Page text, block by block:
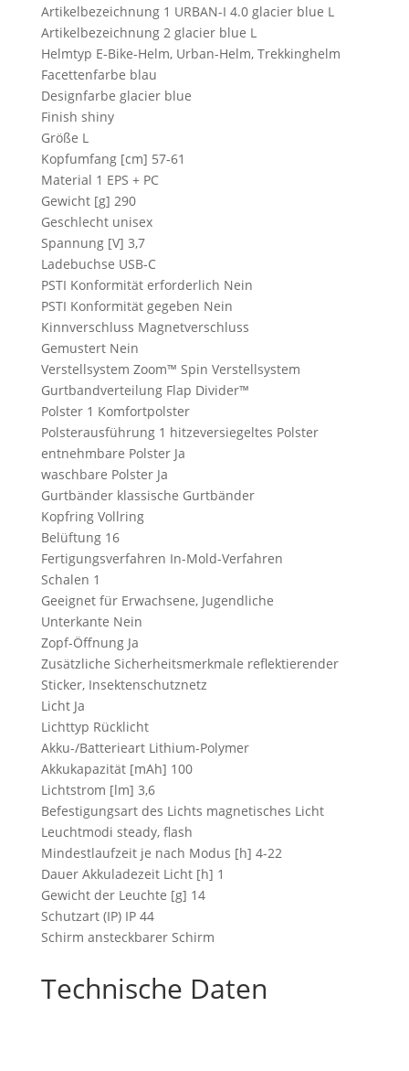
Artikelbezeichnung 1 URBAN-I 4.0 glacier blue L
Artikelbezeichnung 2 glacier blue L
Helmtyp E-Bike-Helm, Urban-Helm, Trekkinghelm
Facettenfarbe blau
Designfarbe glacier blue
Finish shiny
Größe L
Kopfumfang [cm] 57-61
Material 1 EPS + PC
Gewicht [g] 290
Geschlecht unisex
Spannung [V] 3,7
Ladebuchse USB-C
PSTI Konformität erforderlich Nein
PSTI Konformität gegeben Nein
Kinnverschluss Magnetverschluss
Gemustert Nein
Verstellsystem Zoom™ Spin Verstellsystem
Gurtbandverteilung Flap Divider™
Polster 1 Komfortpolster
Polsterausführung 1 hitzeversiegeltes Polster
entnehmbare Polster Ja
waschbare Polster Ja
Gurtbänder klassische Gurtbänder
Kopfring Vollring
Belüftung 16
Fertigungsverfahren In-Mold-Verfahren
Schalen 1
Geeignet für Erwachsene, Jugendliche
Unterkante Nein
Zopf-Öffnung Ja
Zusätzliche Sicherheitsmerkmale reflektierender
Sticker, Insektenschutznetz
Licht Ja
Lichttyp Rücklicht
Akku-/Batterieart Lithium-Polymer
Akkukapazität [mAh] 100
Lichtstrom [lm] 3,6
Befestigungsart des Lichts magnetisches Licht
Leuchtmodi steady, flash
Mindestlaufzeit je nach Modus [h] 4-22
Dauer Akkuladezeit Licht [h] 1
Gewicht der Leuchte [g] 14
Schutzart (IP) IP 44
Schirm ansteckbarer Schirm
Technische Daten